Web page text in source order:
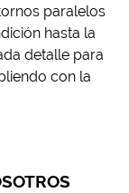
paralelos
hasta la
detalle para
con la